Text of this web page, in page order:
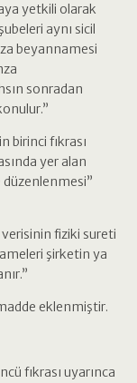
yetkili olarak
aynı sicil
beyannamesi
sonradan
birinci fıkrası
yer alan
fiziki sureti
şirketin ya
eklenmiştir.
fıkrası uyarınca